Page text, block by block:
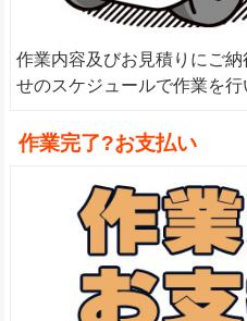
作業内容及びお見積りにご
せのスケジュールで作業を行
作業完了?お支払い